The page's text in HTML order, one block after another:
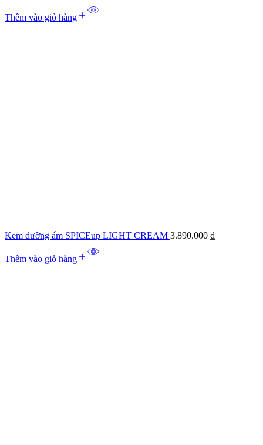
Thêm vào giỏ hàng
Kem dưỡng ẩm SPICEup LIGHT CREAM 3.890.000 ₫
Thêm vào giỏ hàng